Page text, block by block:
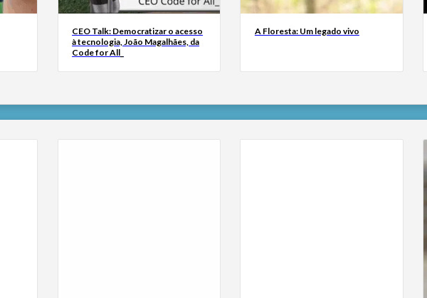
CEO Talk: Democratizar o acesso
à tecnologia, João Magalhães, da
Code for All_
A Floresta: Um legado vivo